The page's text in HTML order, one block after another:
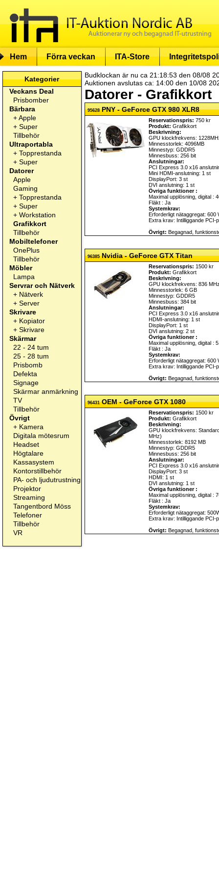
Hem Förra veckan ITA-Store
Kategorier
Veckans Deal
Prisbomber
Bärbara
+Apple
+ Super
Tillbehör
Ultraportabla
+ Topprestanda
+ Super
Datorer
Apple
Gaming
+ Topprestanda
+ Super
+ Workstation
Grafikkort
Tillbehör
Mobiltelefoner
OnePlus
Tillbehör
Möbler
Lampa
Servrar och Nätverk
+ Nätverk
+ Server
Skrivare
+ Kopiator
+ Skrivare
Skärmar
22 - 24 tum
25 - 28 tum
Prisbomb
Defekta
Signage
Skärmar anmärkning
TV
Tillbehör
Övrigt
+ Kamera
Digitala mötesrum
Headset
Högtalare
Kassasystem
Kontorstillbehör
PA- och ljudutrustning
Projektor
Streaming
Tangentbord Möss
Telefoner
Tillbehör
VR
Budklockan är nu ca 21:18:53 den 08/08
Auktionen avslutas ca: 14:00 den 10/08
Datorer - Grafikkort
95628PNY - GeForce GTX 980 XLR8
Reservationspris: 750 kr
Produkt: Grafikkort
Beskrivning:
GPU klockfrekvens:
Minnesstorlek: 4096MB
Minnestyp: GDDR5
Minnesbuss: 256 bit
Anslutningar:
PCI Express 3.0 x16
Mini HDMI-anslutning: 1 st
DisplayPort: 3 st
DVI anslutning: 1 st
Övriga funktioner :
Maximal upplösning, digital :
Fläkt : Ja
Systemkrav:
Erforderligt nätaggregat: 600
Extra krav: Intilliggande PCI-
Övrigt: Begagnad,
96385Nvidia - GeForce GTX Titan
Reservationspris: 1500 kr
Produkt: Grafikkort
Beskrivning:
GPU klockfrekvens: 836
Minnesstorlek: 6 GB
Minnestyp: GDDR5
Minnesbuss: 384 bit
Anslutningar:
PCI Express 3.0 x16
HDMI-anslutning: 1 st
DisplayPort: 1 st
DVI anslutning: 2 st
Övriga funktioner :
Maximal upplösning, digital :
Fläkt : Ja
Systemkrav:
Erforderligt nätaggregat: 600
Extra krav: Intilliggande PCI-
Övrigt: Begagnad,
96431OEM - GeForce GTX 1080
Reservationspris: 1500 kr
Produkt: Grafikkort
Beskrivning:
GPU klockfrekvens:
MHz)
Minnesstorlek: 8192 MB
Minnestyp: GDDR5
Minnesbuss: 256 bit
Anslutningar:
PCI Express 3.0 x16
DisplayPort: 3 st
HDMI: 1 st
DVI anslutning: 1 st
Övriga funktioner :
Maximal upplösning, digital :
Fläkt : Ja
Systemkrav:
Erforderligt nätaggregat:
Extra krav: Intilliggande PCI-
Övrigt: Begagnad,